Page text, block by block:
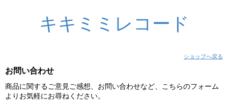
キキミミレコード
ショップへ戻る
お問い合わせ
商品に関するご意見ご感想、お問い合わせなど、こちらのフォーム
よりお気軽にお尋ねください。